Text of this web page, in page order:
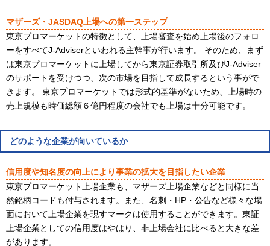
マザーズ・JASDAQ上場への第一ステップ
東京プロマーケットの特徴として、上場審査を始め上場後のフォロ
ーをすべてJ-Adviserといわれる主幹事が行います。 そのため、まず
は東京プロマーケットに上場してから東京証券取引所及びJ-Adviser
のサポートを受けつつ、次の市場を目指して成長するという事がで
きます。 東京プロマーケットでは形式的基準がないため、上場時の
売上規模も時価総額６億円程度の会社でも上場は十分可能です。
どのような企業が向いているか
信用度や知名度の向上により事業の拡大を目指したい企業
東京プロマーケット上場企業も、マザーズ上場企業などと同様に当
然銘柄コードも付与されます。また、名刺・HP・公告など様々な場
面において上場企業を現すマークは使用することができます。東証
上場企業としての信用度はやはり、非上場会社に比べると大きな差
があります。